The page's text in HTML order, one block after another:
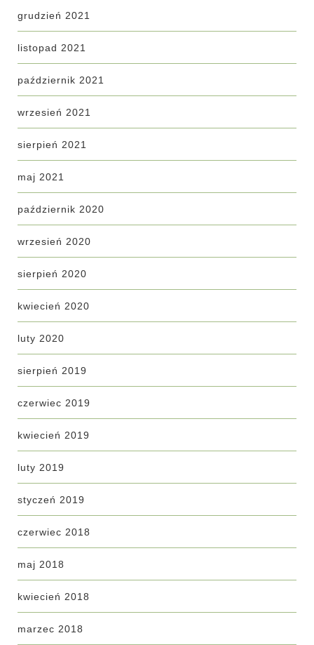
grudzień 2021
listopad 2021
październik 2021
wrzesień 2021
sierpień 2021
maj 2021
październik 2020
wrzesień 2020
sierpień 2020
kwiecień 2020
luty 2020
sierpień 2019
czerwiec 2019
kwiecień 2019
luty 2019
styczeń 2019
czerwiec 2018
maj 2018
kwiecień 2018
marzec 2018